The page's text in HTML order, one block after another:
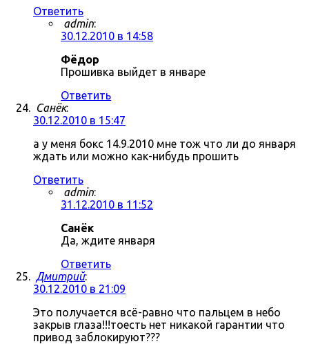
Ответить
admin:
30.12.2010 в 14:58
Фёдор
Прошивка выйдет в январе
Ответить
Санёк:
30.12.2010 в 15:47
а у меня бокс 14.9.2010 мне тож что ли до января
ждать или можно как-нибудь прошить
Ответить
admin:
31.12.2010 в 11:52
Санёк
Да, ждите января
Ответить
Дмитрий:
30.12.2010 в 21:09
Это получается всё-равно что пальцем в небо
закрыв глаза!!!тоесть нет никакой гарантии что
привод заблокируют???